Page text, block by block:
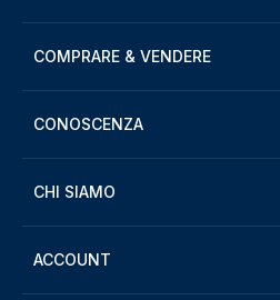
COMPRARE & VENDERE
CONOSCENZA
CHI SIAMO
ACCOUNT